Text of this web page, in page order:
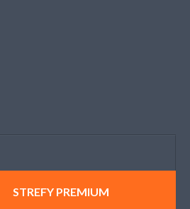
STREFY PREMIUM